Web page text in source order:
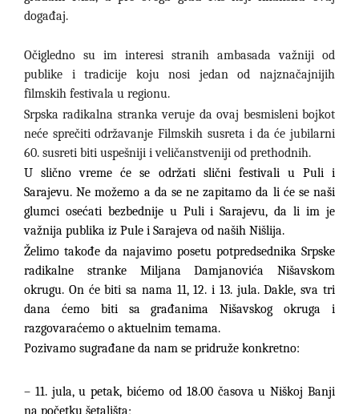
događaj.
Očigledno su im interesi stranih ambasada važniji od
publike i tradicije koju nosi jedan od najznačajnijih
filmskih festivala u regionu.
Srpska radikalna stranka veruje da ovaj besmisleni bojkot
neće sprečiti održavanje Filmskih susreta i da će jubilarni
60. susreti biti uspešniji i veličanstveniji od prethodnih.
U slično vreme će se održati slični festivali u Puli i
Sarajevu. Ne možemo a da se ne zapitamo da li će se naši
glumci osećati bezbednije u Puli i Sarajevu, da li im je
važnija publika iz Pule i Sarajeva od naših Nišlija.
Želimo takođe da najavimo posetu potpredsednika Srpske
radikalne stranke Miljana Damjanovića Nišavskom
okrugu. On će biti sa nama 11, 12. i 13. jula. Dakle, sva tri
dana ćemo biti sa građanima Nišavskog okruga i
razgovaraćemo o aktuelnim temama.
Pozivamo sugrađane da nam se pridruže konkretno:
– 11. jula, u petak, bićemo od 18.00 časova u Niškoj Banji